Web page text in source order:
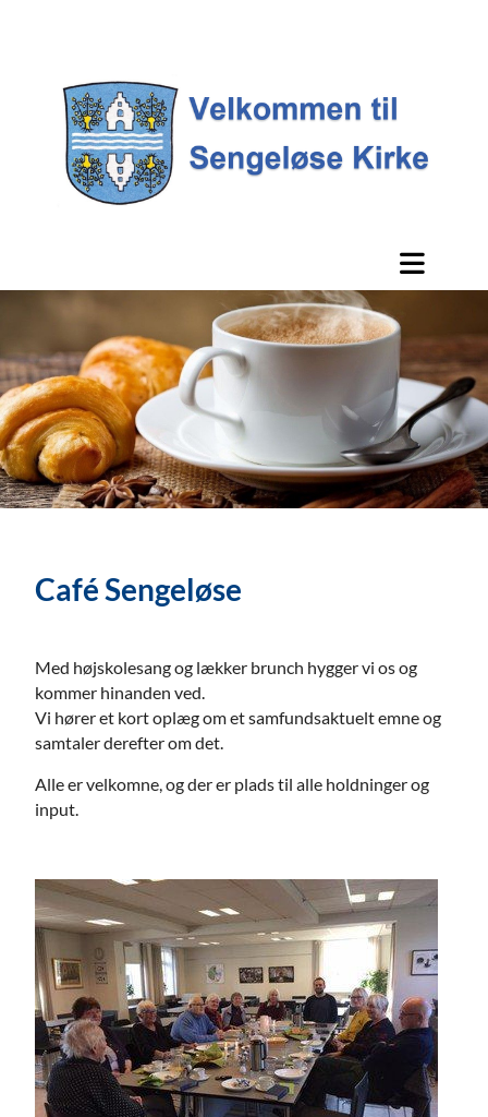
Café Sengeløse
Med højskolesang og lækker brunch hygger vi os og
kommer hinanden ved.
Vi hører et kort oplæg om et samfundsaktuelt emne og
samtaler derefter om det.
Alle er velkomne, og der er plads til alle holdninger og
input.